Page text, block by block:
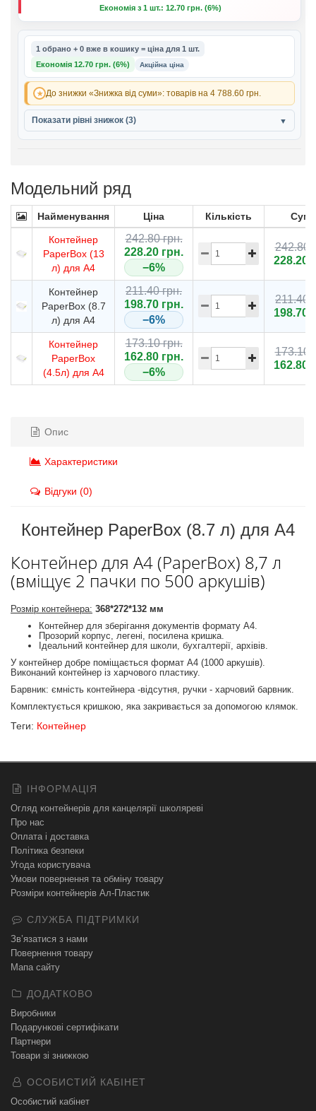
Економія з 1 шт.: 12.70 грн. (6%)
1 обрано + 0 вже в кошику = ціна для 1 шт.
Економія 12.70 грн. (6%)
Акційна ціна
До знижки «Знижка від суми»: товарів на 4 788.60 грн.
Показати рівні знижок (3) ▼
Модельний ряд
Найменування Ціна Кількість Сума
Контейнер
PaperBox (13
л) для А4
242.80 грн.
228.20 грн.
−6%
242.80
228.20
Контейнер
PaperBox (8.7
л) для А4
211.40 грн.
198.70 грн.
−6%
211.40
198.70
Контейнер
PaperBox
(4.5л) для А4
173.10 грн.
162.80 грн.
−6%
173.10
162.80
Опис
Характеристики
Відгуки (0)
Контейнер PaperBox (8.7 л) для А4
Контейнер для А4 (PaperBox) 8,7 л
(вміщує 2 пачки по 500 аркушів)
Розмір контейнера: 368*272*132 мм
Контейнер для зберігання документів формату А4.
Прозорий корпус, легені, посилена кришка.
Ідеальний контейнер для школи, бухгалтерії, архівів.
У контейнер добре поміщається формат А4 (1000 аркушів).
Виконаний контейнер із харчового пластику.
Барвник: ємність контейнера -відсутня, ручки - харчовий барвник.
Комплектується кришкою, яка закривається за допомогою клямок.
Теги: Контейнер
ІНФОРМАЦІЯ
Огляд контейнерів для канцелярії школяреві
Про нас
Оплата і доставка
Політика безпеки
Угода користувача
Умови повернення та обміну товару
Розміри контейнерів Ал-Пластик
СЛУЖБА ПІДТРИМКИ
Зв’язатися з нами
Повернення товару
Мапа сайту
ДОДАТКОВО
Виробники
Подарункові сертифікати
Партнери
Товари зі знижкою
ОСОБИСТИЙ КАБІНЕТ
Особистий кабінет